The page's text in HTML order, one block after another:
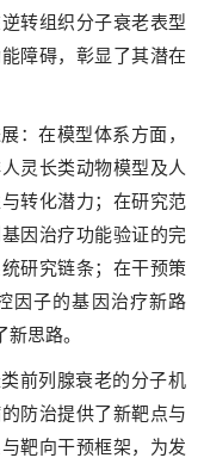
转组织分子衰老表型
障碍，彰显了其潜在
：在模型体系方面，
灵长类动物模型及人
转化潜力；在研究范
因治疗功能验证的完
研究链条；在干预策
因子的基因治疗新路
思路。
前列腺衰老的分子机
防治提供了新靶点与
靶向干预框架，为发